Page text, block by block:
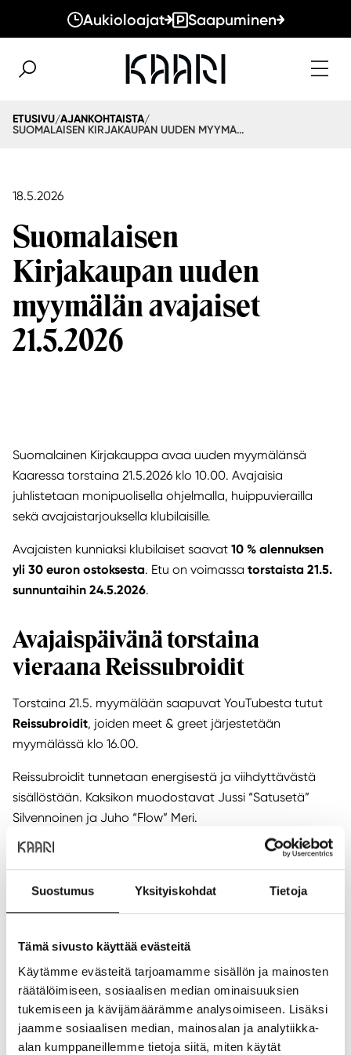
Suostumus Yksityiskohdat Tietoja
Tämä sivusto käyttää evästeitä
Käytämme evästeitä tarjoamamme sisällön ja mainosten
räätälöimiseen, sosiaalisen median ominaisuuksien
tukemiseen ja kävijämäärämme analysoimiseen. Lisäksi
jaamme sosiaalisen median, mainosalan ja analytiikka-
alan kumppaneillemme tietoja siitä, miten käytät
Aukioloajat Saapuminen
ETUSIVU/AJANKOHTAISTA/
SUOMALAISEN KIRJAKAUPAN UUDEN MYYMÄLÄN AVAJAISET 21.5.2026
18.5.2026
Suomalaisen
Kirjakaupan uuden
myymälän avajaiset
21.5.2026
Suomalainen Kirjakauppa avaa uuden myymälänsä
Kaaressa torstaina 21.5.2026 klo 10.00. Avajaisia
juhlistetaan monipuolisella ohjelmalla, huippuvierailla
sekä avajaistarjouksella klubilaisille.
Avajaisten kunniaksi klubilaiset saavat 10 % alennuksen
yli 30 euron ostoksesta. Etu on voimassa torstaista 21.5.
sunnuntaihin 24.5.2026.
Avajaispäivänä torstaina
vieraana Reissubroidit
Torstaina 21.5. myymälään saapuvat YouTubesta tutut
Reissubroidit, joiden meet & greet järjestetään
myymälässä klo 16.00.
Reissubroidit tunnetaan energisestä ja viihdyttävästä
sisällöstään. Kaksikon muodostavat Jussi “Satusetä”
Silvennoinen ja Juho “Flow” Meri.
Jussi “Satusetä” Silvennoinen on lasten ja nuorten
rakastama tubettaja, jolla on yksi Suomen suurimmista
YouTube-kanavista. Hänen sisältönsä yhdistää
haasteita, suuria dokumentaarisia videoita, hauskoja
Juho “Flow” Meri puolestaan tunnetaan yhtenä
suomituben hauskimmista hahmoista. Hänen
sketsisisältönsä on samaistuttavaa ja tavoittaa miljoonia
katselukertoja kuukausittain.